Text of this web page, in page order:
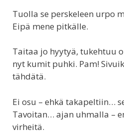
Tuolla se perskeleen urpo
Eipä mene pitkälle.
Taitaa jo hyytyä, tukehtuu
nyt kumit puhki. Pam!
tähdätä.
Ei osu – ehkä takapeltiin…
Tavoitan… ajan uhmalla –
virheitä.